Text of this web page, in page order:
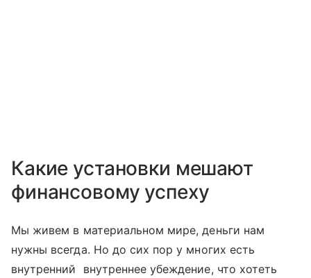
Какие установки мешают
финансовому успеху
Мы живем в материальном мире, деньги нам
нужны всегда. Но до сих пор у многих есть
внутренний внутреннее убеждение, что хотеть